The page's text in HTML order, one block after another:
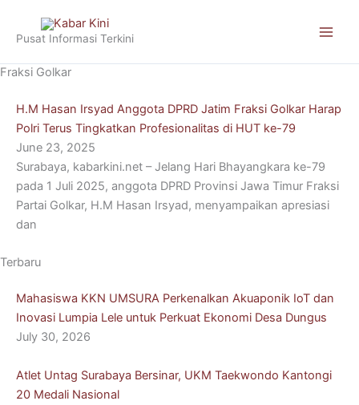
content
Pusat Informasi Terkini
Fraksi Golkar
H.M Hasan Irsyad Anggota DPRD Jatim Fraksi Golkar Harap
Polri Terus Tingkatkan Profesionalitas di HUT ke-79
June 23, 2025
Surabaya, kabarkini.net – Jelang Hari Bhayangkara ke-79
pada 1 Juli 2025, anggota DPRD Provinsi Jawa Timur Fraksi
Partai Golkar, H.M Hasan Irsyad, menyampaikan apresiasi
dan
Terbaru
Mahasiswa KKN UMSURA Perkenalkan Akuaponik IoT dan
Inovasi Lumpia Lele untuk Perkuat Ekonomi Desa Dungus
July 30, 2026
Atlet Untag Surabaya Bersinar, UKM Taekwondo Kantongi
20 Medali Nasional